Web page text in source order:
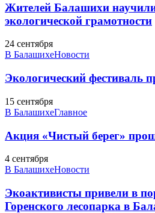
Жителей Балашихи
экологической грамотности
24 сентября
В БалашихеНовости
Экологический фестиваль
15 сентября
В БалашихеГлавное
Акция «Чистый берег»
4 сентября
В БалашихеНовости
Экоактивисты привели в
Горенского лесопарка в